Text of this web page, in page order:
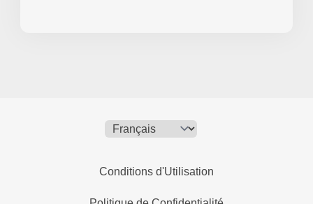
Conditions d'Utilisation